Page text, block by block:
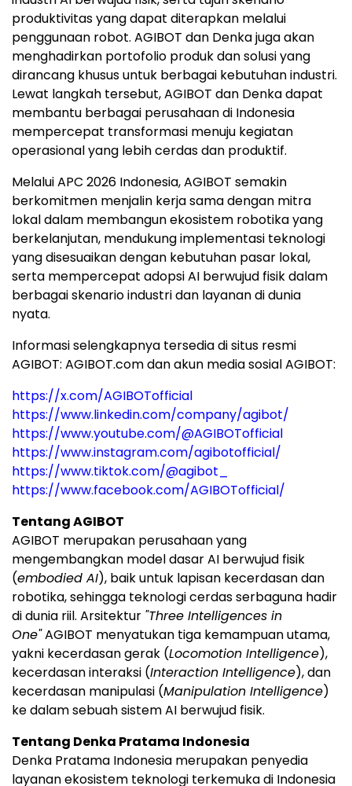
produktivitas yang dapat diterapkan melalui
penggunaan robot. AGIBOT dan Denka juga akan
menghadirkan portofolio produk dan solusi yang
dirancang khusus untuk berbagai kebutuhan industri.
Lewat langkah tersebut, AGIBOT dan Denka dapat
membantu berbagai perusahaan di Indonesia
mempercepat transformasi menuju kegiatan
operasional yang lebih cerdas dan produktif.
Melalui APC 2026 Indonesia, AGIBOT semakin
berkomitmen menjalin kerja sama dengan mitra
lokal dalam membangun ekosistem robotika yang
berkelanjutan, mendukung implementasi teknologi
yang disesuaikan dengan kebutuhan pasar lokal,
serta mempercepat adopsi AI berwujud fisik dalam
berbagai skenario industri dan layanan di dunia
nyata.
Informasi selengkapnya tersedia di situs resmi
AGIBOT: AGIBOT.com dan akun media sosial AGIBOT:
https://x.com/AGIBOTofficial
https://www.linkedin.com/company/agibot/
https://www.youtube.com/@AGIBOTofficial
https://www.instagram.com/agibotofficial/
https://www.tiktok.com/@agibot_
https://www.facebook.com/AGIBOTofficial/
Tentang AGIBOT
AGIBOT merupakan perusahaan yang
mengembangkan model dasar AI berwujud fisik
(embodied AI), baik untuk lapisan kecerdasan dan
robotika, sehingga teknologi cerdas serbaguna hadir
di dunia riil. Arsitektur "Three Intelligences in
One"AGIBOT menyatukan tiga kemampuan utama,
yakni kecerdasan gerak (Locomotion Intelligence),
kecerdasan interaksi (Interaction Intelligence), dan
kecerdasan manipulasi (Manipulation Intelligence)
ke dalam sebuah sistem AI berwujud fisik.
Tentang Denka Pratama Indonesia
Denka Pratama Indonesia merupakan penyedia
layanan ekosistem teknologi terkemuka di Indonesia